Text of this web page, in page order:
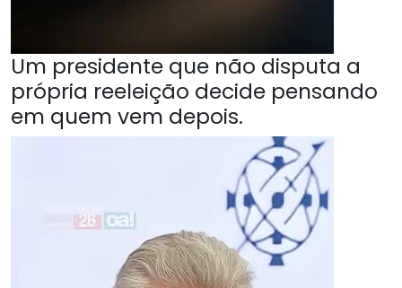
Um presidente que não disputa a
própria reeleição decide pensando
em quem vem depois.